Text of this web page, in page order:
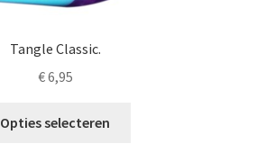
Tangle Classic.
€6,95
Opties selecteren